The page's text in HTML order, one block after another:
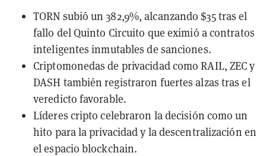
TORN subió un 382,9%, alcanzando $35 tras el
fallo del Quinto Circuito que eximió a contratos
inteligentes inmutables de sanciones.
Criptomonedas de privacidad como RAIL, ZEC y
DASH también registraron fuertes alzas tras el
veredicto favorable.
Líderes cripto celebraron la decisión como un
hito para la privacidad y la descentralización en
el espacio blockchain.